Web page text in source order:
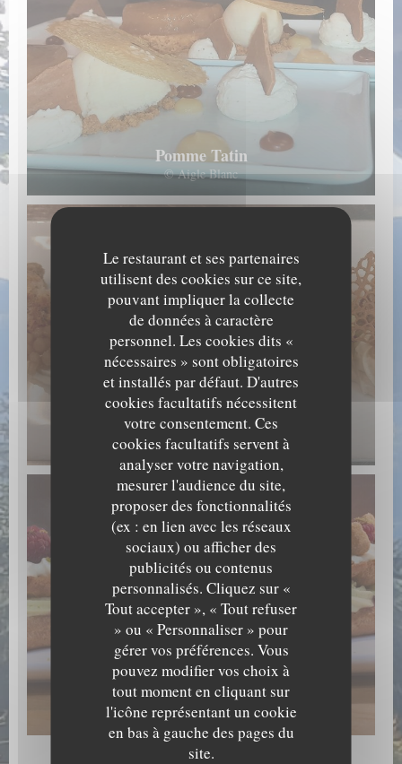
Le restaurant et ses partenaires
utilisent des cookies sur ce site,
pouvant impliquer la collecte
de données à caractère
personnel. Les cookies dits «
nécessaires » sont obligatoires
et installés par défaut. D'autres
cookies facultatifs nécessitent
votre consentement. Ces
cookies facultatifs servent à
analyser votre navigation,
mesurer l'audience du site,
proposer des fonctionnalités
(ex : en lien avec les réseaux
sociaux) ou afficher des
publicités ou contenus
personnalisés. Cliquez sur «
Tout accepter », « Tout refuser
» ou « Personnaliser » pour
gérer vos préférences. Vous
pouvez modifier vos choix à
tout moment en cliquant sur
l'icône représentant un cookie
en bas à gauche des pages du
site.
Pomme Tatin
© Aigle Blanc
Ananas Chataigne
© Aigle Blanc
Eclair Pistache Framboise
© Aigle Blanc